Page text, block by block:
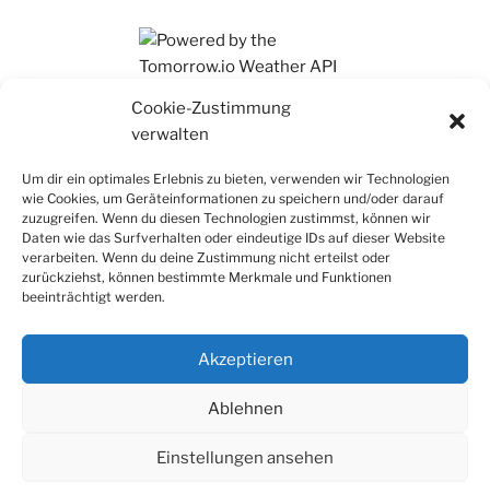
Cookie-Zustimmung
verwalten
Um dir ein optimales Erlebnis zu bieten, verwenden wir Technologien
wie Cookies, um Geräteinformationen zu speichern und/oder darauf
zuzugreifen. Wenn du diesen Technologien zustimmst, können wir
Daten wie das Surfverhalten oder eindeutige IDs auf dieser Website
verarbeiten. Wenn du deine Zustimmung nicht erteilst oder
zurückziehst, können bestimmte Merkmale und Funktionen
beeinträchtigt werden.
Akzeptieren
Ablehnen
Einstellungen ansehen